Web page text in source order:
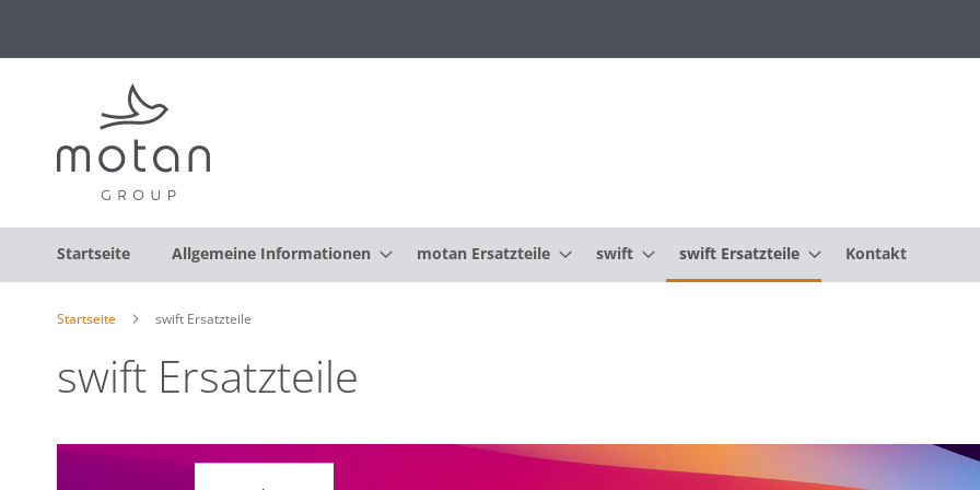
Startseite Allgemeine Informationen motan Ersatzteile swift swift Ersatzteile Kontakt
Startseite swift Ersatzteile
swift Ersatzteile